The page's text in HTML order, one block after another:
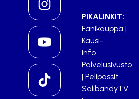
PIKALINKIT:
Fanikauppa |
Kausi-
info
Palvelusivusto
| Pelipassit
SalibandyTV